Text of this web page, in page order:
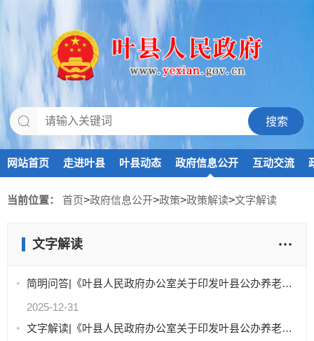
网站首页 走进叶县 叶县动态 政府信息公开 互动交流
当前位置： 首页>政府信息公开>政策>政策解读>文字解读
文字解读
简明问答|《叶县人民政府办公室关于印发叶县公办养老机构改革实施方案的通知》解读
2025-12-31
文字解读|《叶县人民政府办公室关于印发叶县公办养老机构改革实施方案的通知》